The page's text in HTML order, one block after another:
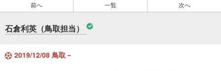
前へ 一覧 次へ
石倉利英（鳥取担当）
2019/12/08 鳥取－